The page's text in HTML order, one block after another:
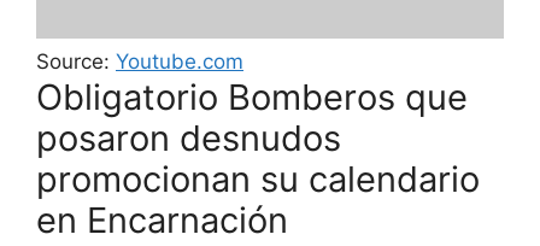
Source: Youtube.com
Obligatorio Bomberos que
posaron desnudos
promocionan su calendario
en Encarnación